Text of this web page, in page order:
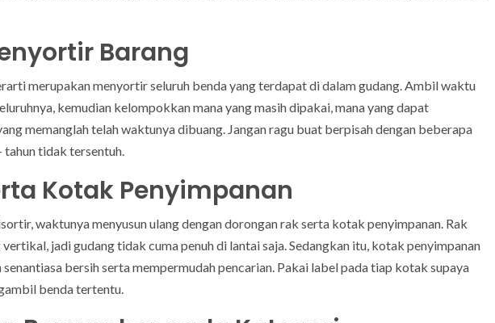
Barang
merupakan menyortir seluruh benda yang terdapat di dalam gudang. Ambil waktu
kemudian kelompokkan mana yang masih dipakai, mana yang dapat
memanglah telah waktunya dibuang. Jangan ragu buat berpisah dengan beberapa
tahun tidak tersentuh.
Kotak Penyimpanan
waktunya menyusun ulang dengan dorongan rak serta kotak penyimpanan. Rak
jadi gudang tidak cuma penuh di lantai saja. Sedangkan itu, kotak penyimpanan
bersih serta mempermudah pencarian. Pakai label pada tiap kotak supaya
benda tertentu.